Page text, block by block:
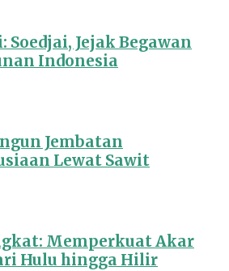
Soedjai, Jejak Begawan
Indonesia
Jembatan
Lewat Sawit
Memperkuat Akar
Hulu hingga Hilir